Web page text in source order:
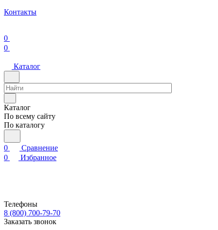
Контакты
0
0
Каталог
Каталог
По всему сайту
По каталогу
0
Сравнение
0
Избранное
Телефоны
8 (800) 700-79-70
Заказать звонок